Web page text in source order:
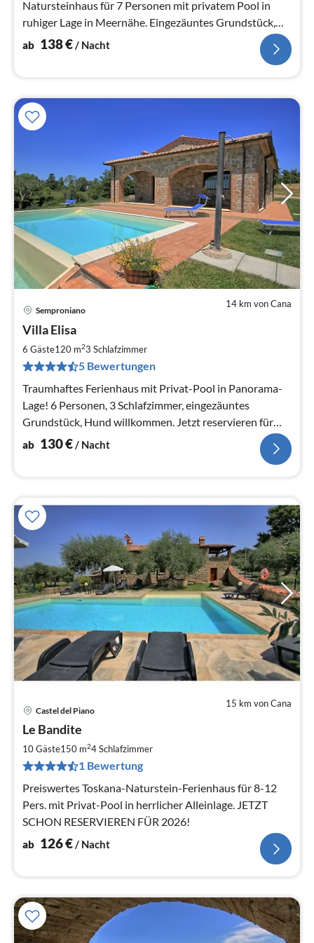
Natursteinhaus für 7 Personen mit privatem Pool in
ruhiger Lage in Meernähe. Eingezäuntes Grundstück,
Haustiere willkommen - kinderfreundlich.
ab 138€/ Nacht
14 km von Cana
Semproniano
Villa Elisa
6 Gäste120 m23 Schlafzimmer
5 Bewertungen
Traumhaftes Ferienhaus mit Privat-Pool in Panorama-
Lage! 6 Personen, 3 Schlafzimmer, eingezäuntes
Grundstück, Hund willkommen. Jetzt reservieren für
2026!
ab 130€/ Nacht
15 km von Cana
Castel del Piano
Le Bandite
10 Gäste150 m24Schlafzimmer
1 Bewertung
Preiswertes Toskana-Naturstein-Ferienhaus für 8-12
Pers. mit Privat-Pool in herrlicher Alleinlage. JETZT
SCHON RESERVIEREN FÜR 2026!
ab 126€/ Nacht